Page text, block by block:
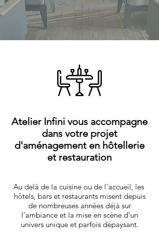
Atelier Infini vous accompagne
dans votre projet
d'aménagement en hôtellerie
et restauration
Au delà de la cuisine ou de l'accueil, les
hôtels, bars et restaurants misent depuis
de nombreuses années déjà sur
l’ambiance et la mise en scène d’un
univers unique et parfois dépaysant.